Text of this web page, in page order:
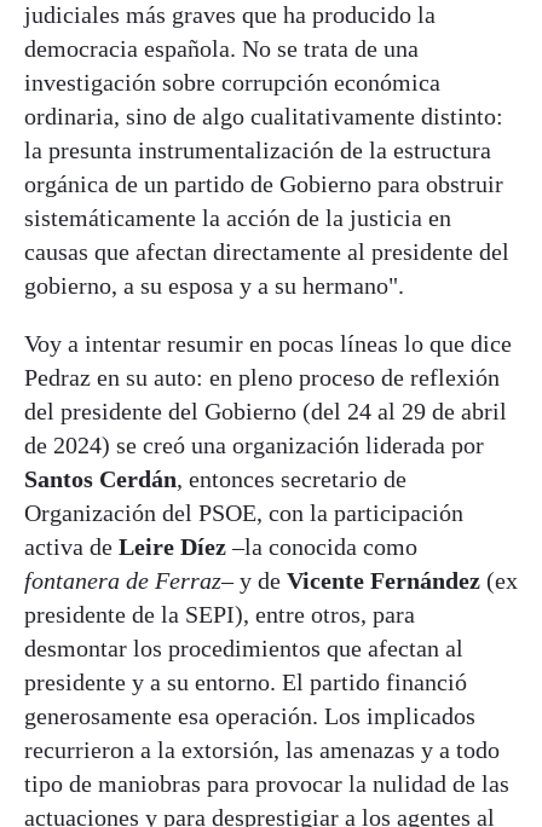
judiciales más graves que ha producido la
democracia española. No se trata de una
investigación sobre corrupción económica
ordinaria, sino de algo cualitativamente distinto:
la presunta instrumentalización de la estructura
orgánica de un partido de Gobierno para obstruir
sistemáticamente la acción de la justicia en
causas que afectan directamente al presidente del
gobierno, a su esposa y a su hermano".
Voy a intentar resumir en pocas líneas lo que dice
Pedraz en su auto: en pleno proceso de reflexión
del presidente del Gobierno (del 24 al 29 de abril
de 2024) se creó una organización liderada por
Santos Cerdán, entonces secretario de
Organización del PSOE, con la participación
activa de Leire Díez–la conocida como
fontanera de Ferraz– y de Vicente Fernández (ex
presidente de la SEPI), entre otros, para
desmontar los procedimientos que afectan al
presidente y a su entorno. El partido financió
generosamente esa operación. Los implicados
recurrieron a la extorsión, las amenazas y a todo
tipo de maniobras para provocar la nulidad de las
actuaciones y para desprestigiar a los agentes al